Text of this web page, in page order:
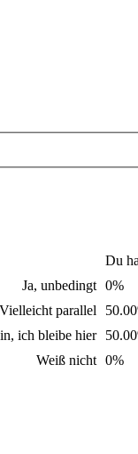
Du
Ja, unbedingt 0%
Vielleicht parallel
ich bleibe hier
Weiß nicht 0%